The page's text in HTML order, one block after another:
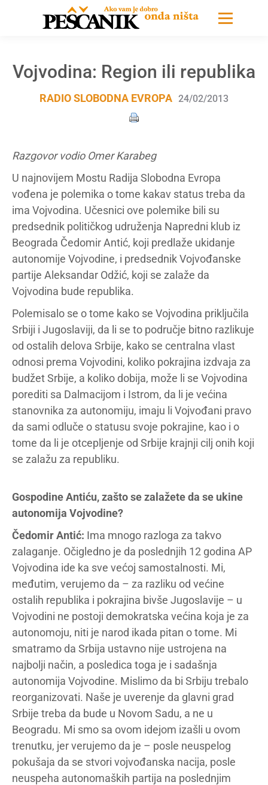
Vojvodina: Region ili republika
RADIO SLOBODNA EVROPA 24/02/2013
Razgovor vodio Omer Karabeg
U najnovijem Mostu Radija Slobodna Evropa
vođena je polemika o tome kakav status treba da
ima Vojvodina. Učesnici ove polemike bili su
predsednik političkog udruženja Napredni klub iz
Beograda Čedomir Antić, koji predlaže ukidanje
autonomije Vojvodine, i predsednik Vojvođanske
partije Aleksandar Odžić, koji se zalaže da
Vojvodina bude republika.
Polemisalo se o tome kako se Vojvodina priključila
Srbiji i Jugoslaviji, da li se to područje bitno razlikuje
od ostalih delova Srbije, kako se centralna vlast
odnosi prema Vojvodini, koliko pokrajina izdvaja za
budžet Srbije, a koliko dobija, može li se Vojvodina
porediti sa Dalmacijom i Istrom, da li je većina
stanovnika za autonomiju, imaju li Vojvođani pravo
da sami odluče o statusu svoje pokrajine, kao i o
tome da li je otcepljenje od Srbije krajnji cilj onih koji
se zalažu za republiku.
Gospodine Antiću, zašto se zalažete da se ukine
autonomija Vojvodine?
Čedomir Antić: Ima mnogo razloga za takvo
zalaganje. Očigledno je da poslednjih 12 godina AP
Vojvodina ide ka sve većoj samostalnosti. Mi,
međutim, verujemo da – za razliku od većine
ostalih republika i pokrajina bivše Jugoslavije – u
Vojvodini ne postoji demokratska većina koja je za
autonomoju, niti je narod ikada pitan o tome. Mi
smatramo da Srbija ustavno nije ustrojena na
najbolji način, a posledica toga je i sadašnja
autonomija Vojvodine. Mislimo da bi Srbiju trebalo
reorganizovati. Naše je uverenje da glavni grad
Srbije treba da bude u Novom Sadu, a ne u
Beogradu. Mi smo sa ovom idejom izašli u ovom
trenutku, jer verujemo da je – posle neuspelog
pokušaja da se stvori vojvođanska nacija, posle
neuspeha autonomaških partija na poslednjim